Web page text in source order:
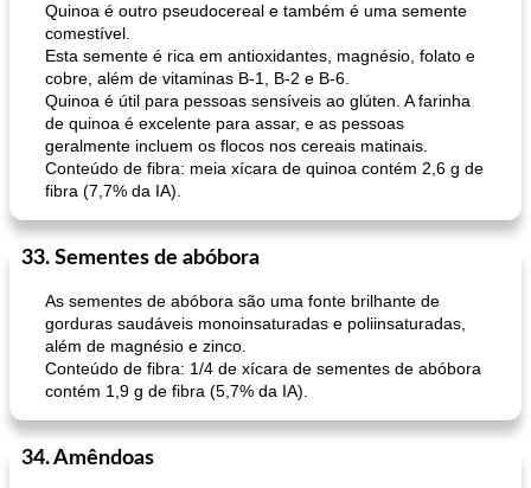
Quinoa é outro pseudocereal e também é uma semente
comestível.
Esta semente é rica em antioxidantes, magnésio, folato e
cobre, além de vitaminas B-1, B-2 e B-6.
Quinoa é útil para pessoas sensíveis ao glúten. A farinha
de quinoa é excelente para assar, e as pessoas
geralmente incluem os flocos nos cereais matinais.
Conteúdo de fibra: meia xícara de quinoa contém 2,6 g de
fibra (7,7% da IA).
33. Sementes de abóbora
As sementes de abóbora são uma fonte brilhante de
gorduras saudáveis ​​monoinsaturadas e poliinsaturadas,
além de magnésio e zinco.
Conteúdo de fibra: 1/4 de xícara de sementes de abóbora
contém 1,9 g de fibra (5,7% da IA).
34. Amêndoas